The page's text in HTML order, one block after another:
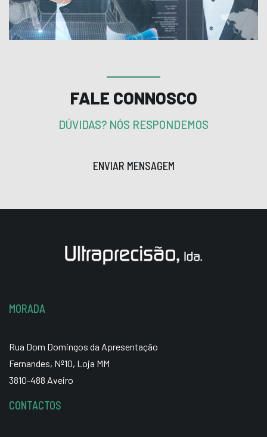
FALE CONNOSCO
DÚVIDAS? NÓS RESPONDEMOS
ENVIAR MENSAGEM
MORADA
Rua Dom Domingos da Apresentação
Fernandes, Nº10, Loja MM
3810-488 Aveiro
CONTACTOS